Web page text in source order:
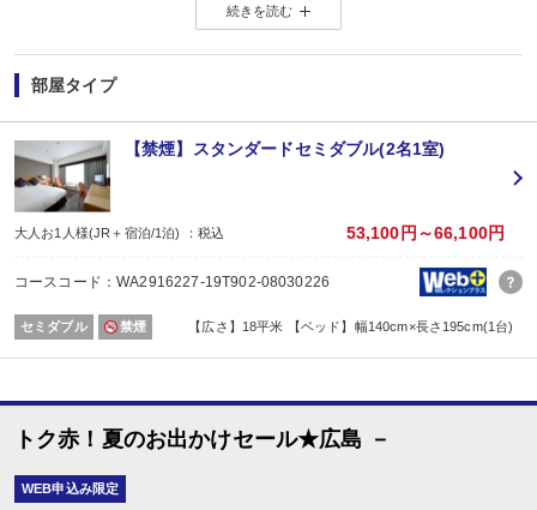
◆ ◇ ◆ ◇ ◆ ◇ ◆ ◇ ◆
続きを読む
部屋タイプ
【禁煙】スタンダードセミダブル(2名1室)
大人お1人様(JR＋宿泊/1泊) ：税込 53,100円～66,100円
コースコード：WA2916227-19T902-08030226
セミダブル 禁煙 【広さ】18平米 【ベッド】幅140cm×長さ195cm(1台)
トク赤！夏のお出かけセール★広島 －
WEB申込み限定